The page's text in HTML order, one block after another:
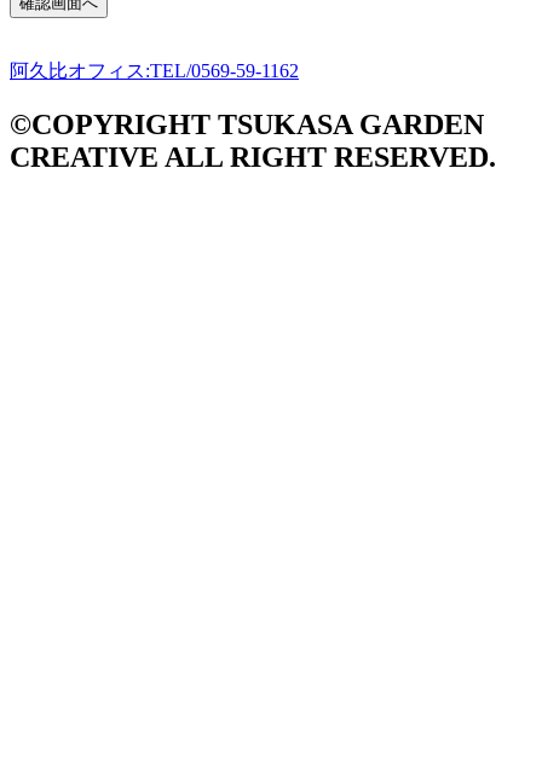
阿久比オフィス:TEL/0569-59-1162
©COPYRIGHT TSUKASA GARDEN
CREATIVE ALL RIGHT RESERVED.